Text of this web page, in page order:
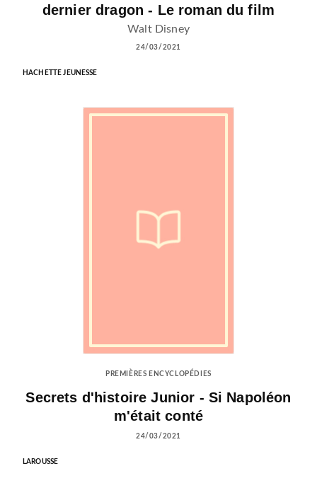
dernier dragon - Le roman du film
Walt Disney
24/03/2021
HACHETTE JEUNESSE
PREMIÈRES ENCYCLOPÉDIES
Secrets d'histoire Junior - Si Napoléon
m'était conté
24/03/2021
LAROUSSE